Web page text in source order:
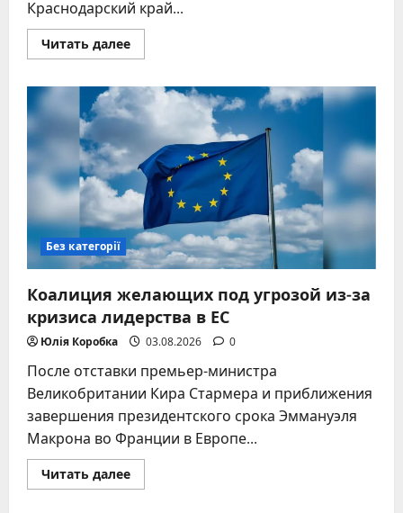
Краснодарский край...
Читать далееПрочитать
больше
дрон
упал
на
пляж
Геленджиком:
шестеро
погибших
Без категорії
Коалиция желающих под угрозой из-за
кризиса лидерства в ЕС
Юлія Коробка 03.08.2026 0
После отставки премьер-министра
Великобритании Кира Стармера и приближения
завершения президентского срока Эммануэля
Макрона во Франции в Европе...
Читать далееПрочитать
больше